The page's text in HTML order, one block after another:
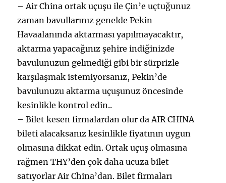
– Air China ortak uçuşu ile Çin’e uçtuğunuz
zaman bavullarınız genelde Pekin
Havaalanında aktarması yapılmayacaktır,
aktarma yapacağınız şehire indiğinizde
bavulunuzun gelmediği gibi bir sürprizle
karşılaşmak istemiyorsanız, Pekin’de
bavulunuzu aktarma uçuşunuz öncesinde
kesinlikle kontrol edin..
– Bilet kesen firmalardan olur da AIR CHINA
bileti alacaksanız kesinlikle fiyatının uygun
olmasına dikkat edin. Ortak uçuş olmasına
rağmen THY’den çok daha ucuza bilet
satıyorlar Air China’dan. Bilet firmaları